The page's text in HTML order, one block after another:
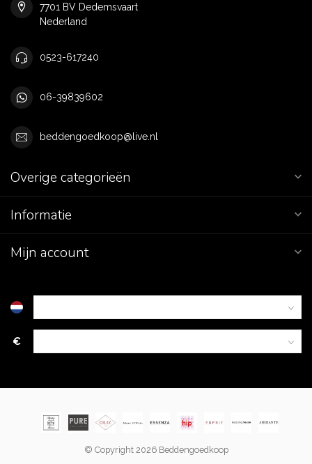
7701 BV Dedemsvaart
Nederland
0523-617240
06-39839602
beddengoedkoop@live.nl
Overige categorieën
Informatie
Mijn account
€
© Copyright 2026 Beddengoedkoop